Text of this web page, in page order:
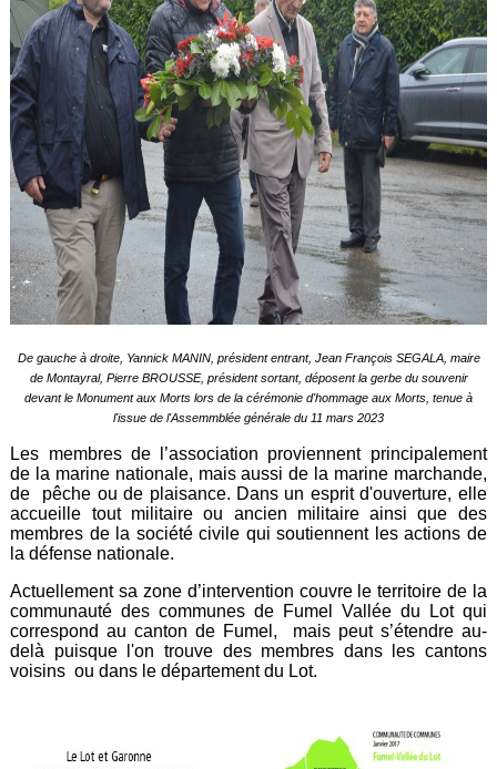
De gauche à droite, Yannick MANIN, président entrant, Jean François SEGALA, maire
de Montayral, Pierre BROUSSE, président sortant, déposent la gerbe du souvenir
devant le Monument aux Morts lors de la cérémonie d'hommage aux Morts, tenue à
l'issue de l'Assemmblée générale du 11 mars 2023
Les membres de l’association proviennent principalement
de la marine nationale, mais aussi de la marine marchande,
de pêche ou de plaisance. Dans un esprit d'ouverture, elle
accueille tout militaire ou ancien militaire ainsi que des
membres de la société civile qui soutiennent les actions de
la défense nationale.
Actuellement sa zone d’intervention couvre le territoire de la
communauté des communes de Fumel Vallée du Lot qui
correspond au canton de Fumel, mais peut s’étendre au-
delà puisque l'on trouve des membres dans les cantons
voisins ou dans le département du Lot.